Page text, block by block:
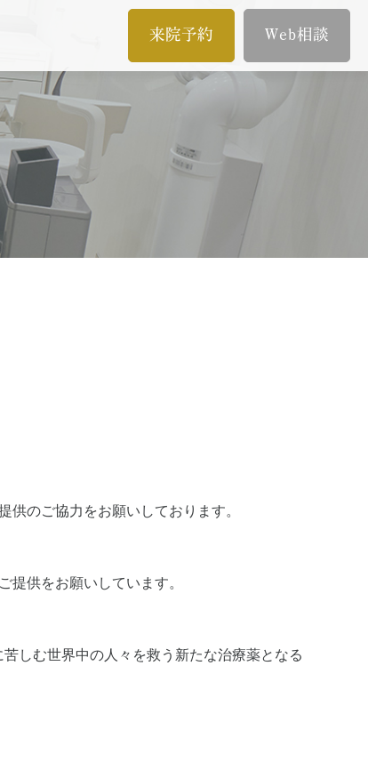
歯内療法/マイクロエンド
歯内療法とは
当院の治療のポイント
歯内療法後の補綴治療
症例集
来院予約 Web相談
オンライン相談
のご協力をお願いしております。
提供をお願いしています。
しむ世界中の人々を救う新たな治療薬となる